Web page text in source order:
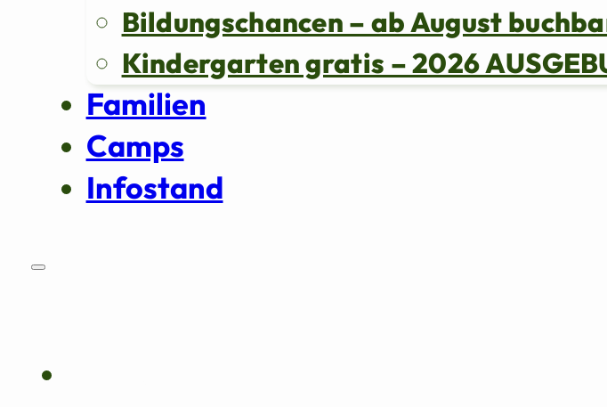
Bildungschancen – ab August
Kindergarten gratis – 2026
Familien
Camps
Infostand